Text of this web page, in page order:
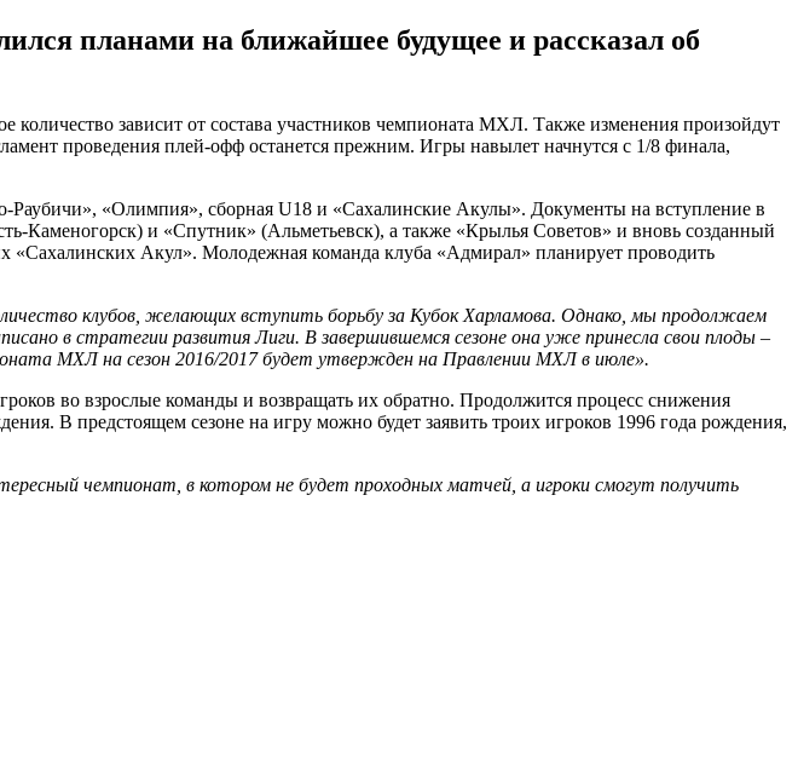
планами на ближайшее будущее и рассказал об
количество зависит от состава участников чемпионата МХЛ. Также изменения произойдут
проведения плей-офф останется прежним. Игры навылет начнутся с 1/8 финала,
«Олимпия», сборная U18 и «Сахалинские Акулы». Документы на вступление в
и «Спутник» (Альметьевск), а также «Крылья Советов» и вновь созданный
Акул». Молодежная команда клуба «Адмирал» планирует проводить
клубов, желающих вступить борьбу за Кубок Харламова. Однако, мы продолжаем
в стратегии развития Лиги. В завершившемся сезоне она уже принесла свои плоды –
МХЛ на сезон 2016/2017 будет утвержден на Правлении МХЛ в июле».
во взрослые команды и возвращать их обратно. Продолжится процесс снижения
В предстоящем сезоне на игру можно будет заявить троих игроков 1996 года рождения,
чемпионат, в котором не будет проходных матчей, а игроки смогут получить